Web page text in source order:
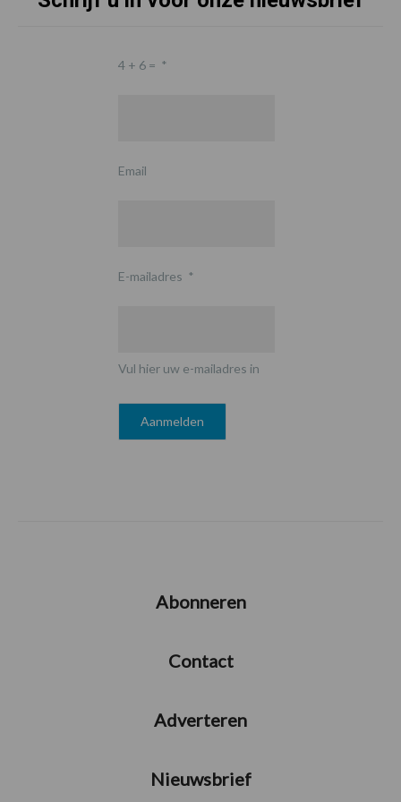
4 + 6 = *
Email
E-mailadres *
Vul hier uw e-mailadres in
Abonneren
Contact
Adverteren
Nieuwsbrief